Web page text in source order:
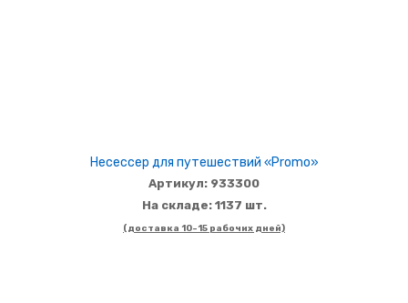
Несессер для путешествий «Promo»
Артикул: 933300
На складе: 1137 шт.
(доставка 10-15 рабочих дней)